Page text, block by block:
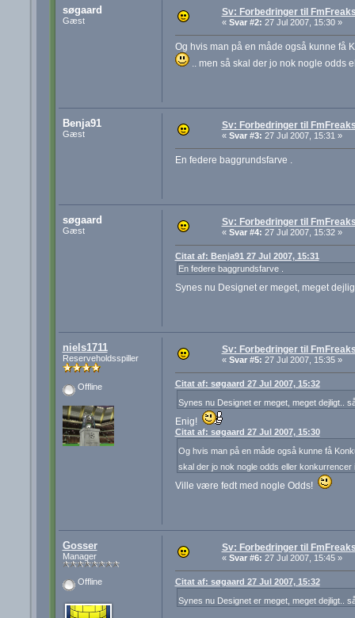
søgaard
Gæst
Sv: Forbedringer til
« Svar #2: 27 Jul 2007, 15:30 »
Og hvis man på en måde også kunne få
.. men så skal der jo nok nogle odds
Benja91
Gæst
Sv: Forbedringer til
« Svar #3: 27 Jul 2007, 15:31 »
En federe baggrundsfarve .
søgaard
Gæst
Sv: Forbedringer til
« Svar #4: 27 Jul 2007, 15:32 »
Citat af: Benja91 27 Jul 2007, 15:31
En federe baggrundsfarve .
Synes nu Designet er meget, meget
niels1711
Reserveholdsspiller
Offline
Sv: Forbedringer til
« Svar #5: 27 Jul 2007, 15:35 »
Citat af: søgaard 27 Jul 2007, 15:32
Synes nu Designet er meget, meget dejligt..
Enig!
Citat af: søgaard 27 Jul 2007, 15:30
Og hvis man på en måde også kunne få
skal der jo nok nogle odds eller
Ville være fedt med nogle Odds!
Gosser
Manager
Offline
Sv: Forbedringer til
« Svar #6: 27 Jul 2007, 15:45 »
Citat af: søgaard 27 Jul 2007, 15:32
Synes nu Designet er meget, meget dejligt..